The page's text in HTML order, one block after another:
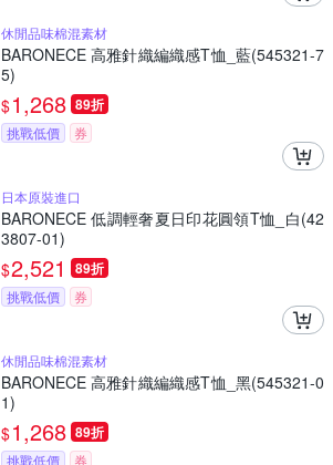
休閒品味棉混素材
BARONECE 高雅針織編織感T恤_藍(545321-7
5)
$1,268 89折
挑戰低價 券
日本原裝進口
BARONECE 低調輕奢夏日印花圓領T恤_白(42
3807-01)
$2,521 89折
挑戰低價 券
休閒品味棉混素材
BARONECE 高雅針織編織感T恤_黑(545321-0
1)
$1,268 89折
挑戰低價 券